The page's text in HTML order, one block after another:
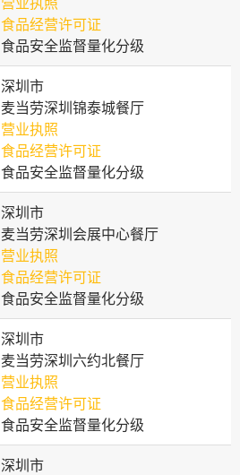
食品经营许可证
食品安全监督量化分级
深圳市
麦当劳深圳锦泰城餐厅
营业执照
食品经营许可证
食品安全监督量化分级
深圳市
麦当劳深圳会展中心餐厅
营业执照
食品经营许可证
食品安全监督量化分级
深圳市
麦当劳深圳六约北餐厅
营业执照
食品经营许可证
食品安全监督量化分级
深圳市